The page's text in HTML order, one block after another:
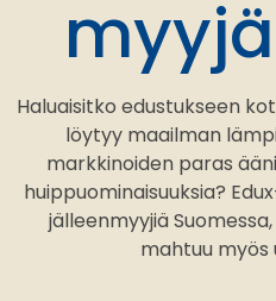
Haluaisitko edustukseen
löytyy maailman
markkinoiden paras
huippuominaisuuksia?
jälleenmyyjiä
mahtuu myös